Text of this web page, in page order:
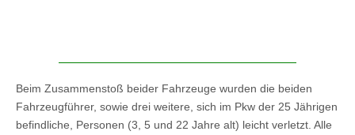
Beim Zusammenstoß beider Fahrzeuge wurden die beiden
Fahrzeugführer, sowie drei weitere, sich im Pkw der 25 Jährigen
befindliche, Personen (3, 5 und 22 Jahre alt) leicht verletzt. Alle